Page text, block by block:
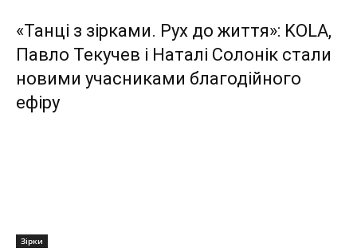
«Танці з зірками. Рух до життя»: KOLA,
Павло Текучев і Наталі Солонік стали
новими учасниками благодійного
ефіру
Зірки